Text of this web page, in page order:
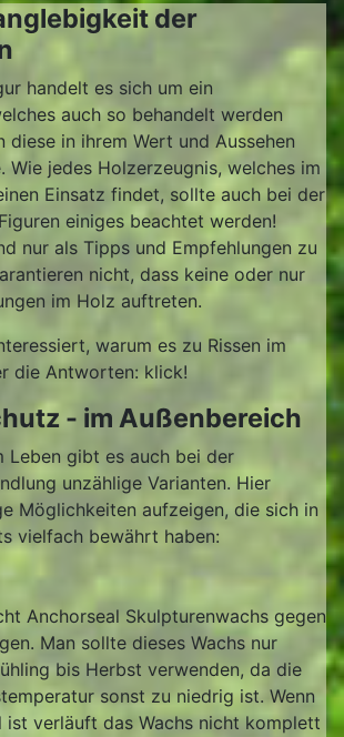
der
handelt es sich um ein
auch so behandelt werden
diese in ihrem Wert und Aussehen
Wie jedes Holzerzeugnis, welches im
Einsatz findet, sollte auch bei der
einiges beachtet werden!
nur als Tipps und Empfehlungen zu
nicht, dass keine oder nur
im Holz auftreten.
warum es zu Rissen im
die Antworten: klick!
- im Außenbereich
Leben gibt es auch bei der
unzählige Varianten. Hier
Möglichkeiten aufzeigen, die sich in
vielfach bewährt haben:
Anchorseal Skulpturenwachs gegen
Man sollte dieses Wachs nur
bis Herbst verwenden, da die
sonst zu niedrig ist. Wenn
ist verläuft das Wachs nicht komplett